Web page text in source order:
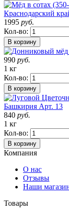
Краснодарский
1995 руб.
Кол-во:
В корзину
990 руб.
1 кг
Кол-во:
В корзину
Башкирия Арт. 13
840 руб.
1 кг
Кол-во:
В корзину
Компания
О нас
Отзывы
Наши
Товары